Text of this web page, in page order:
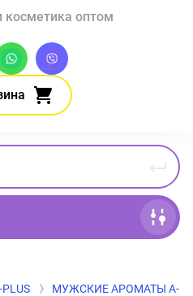
оптом
МУЖСКИЕ АРОМАТЫ А-